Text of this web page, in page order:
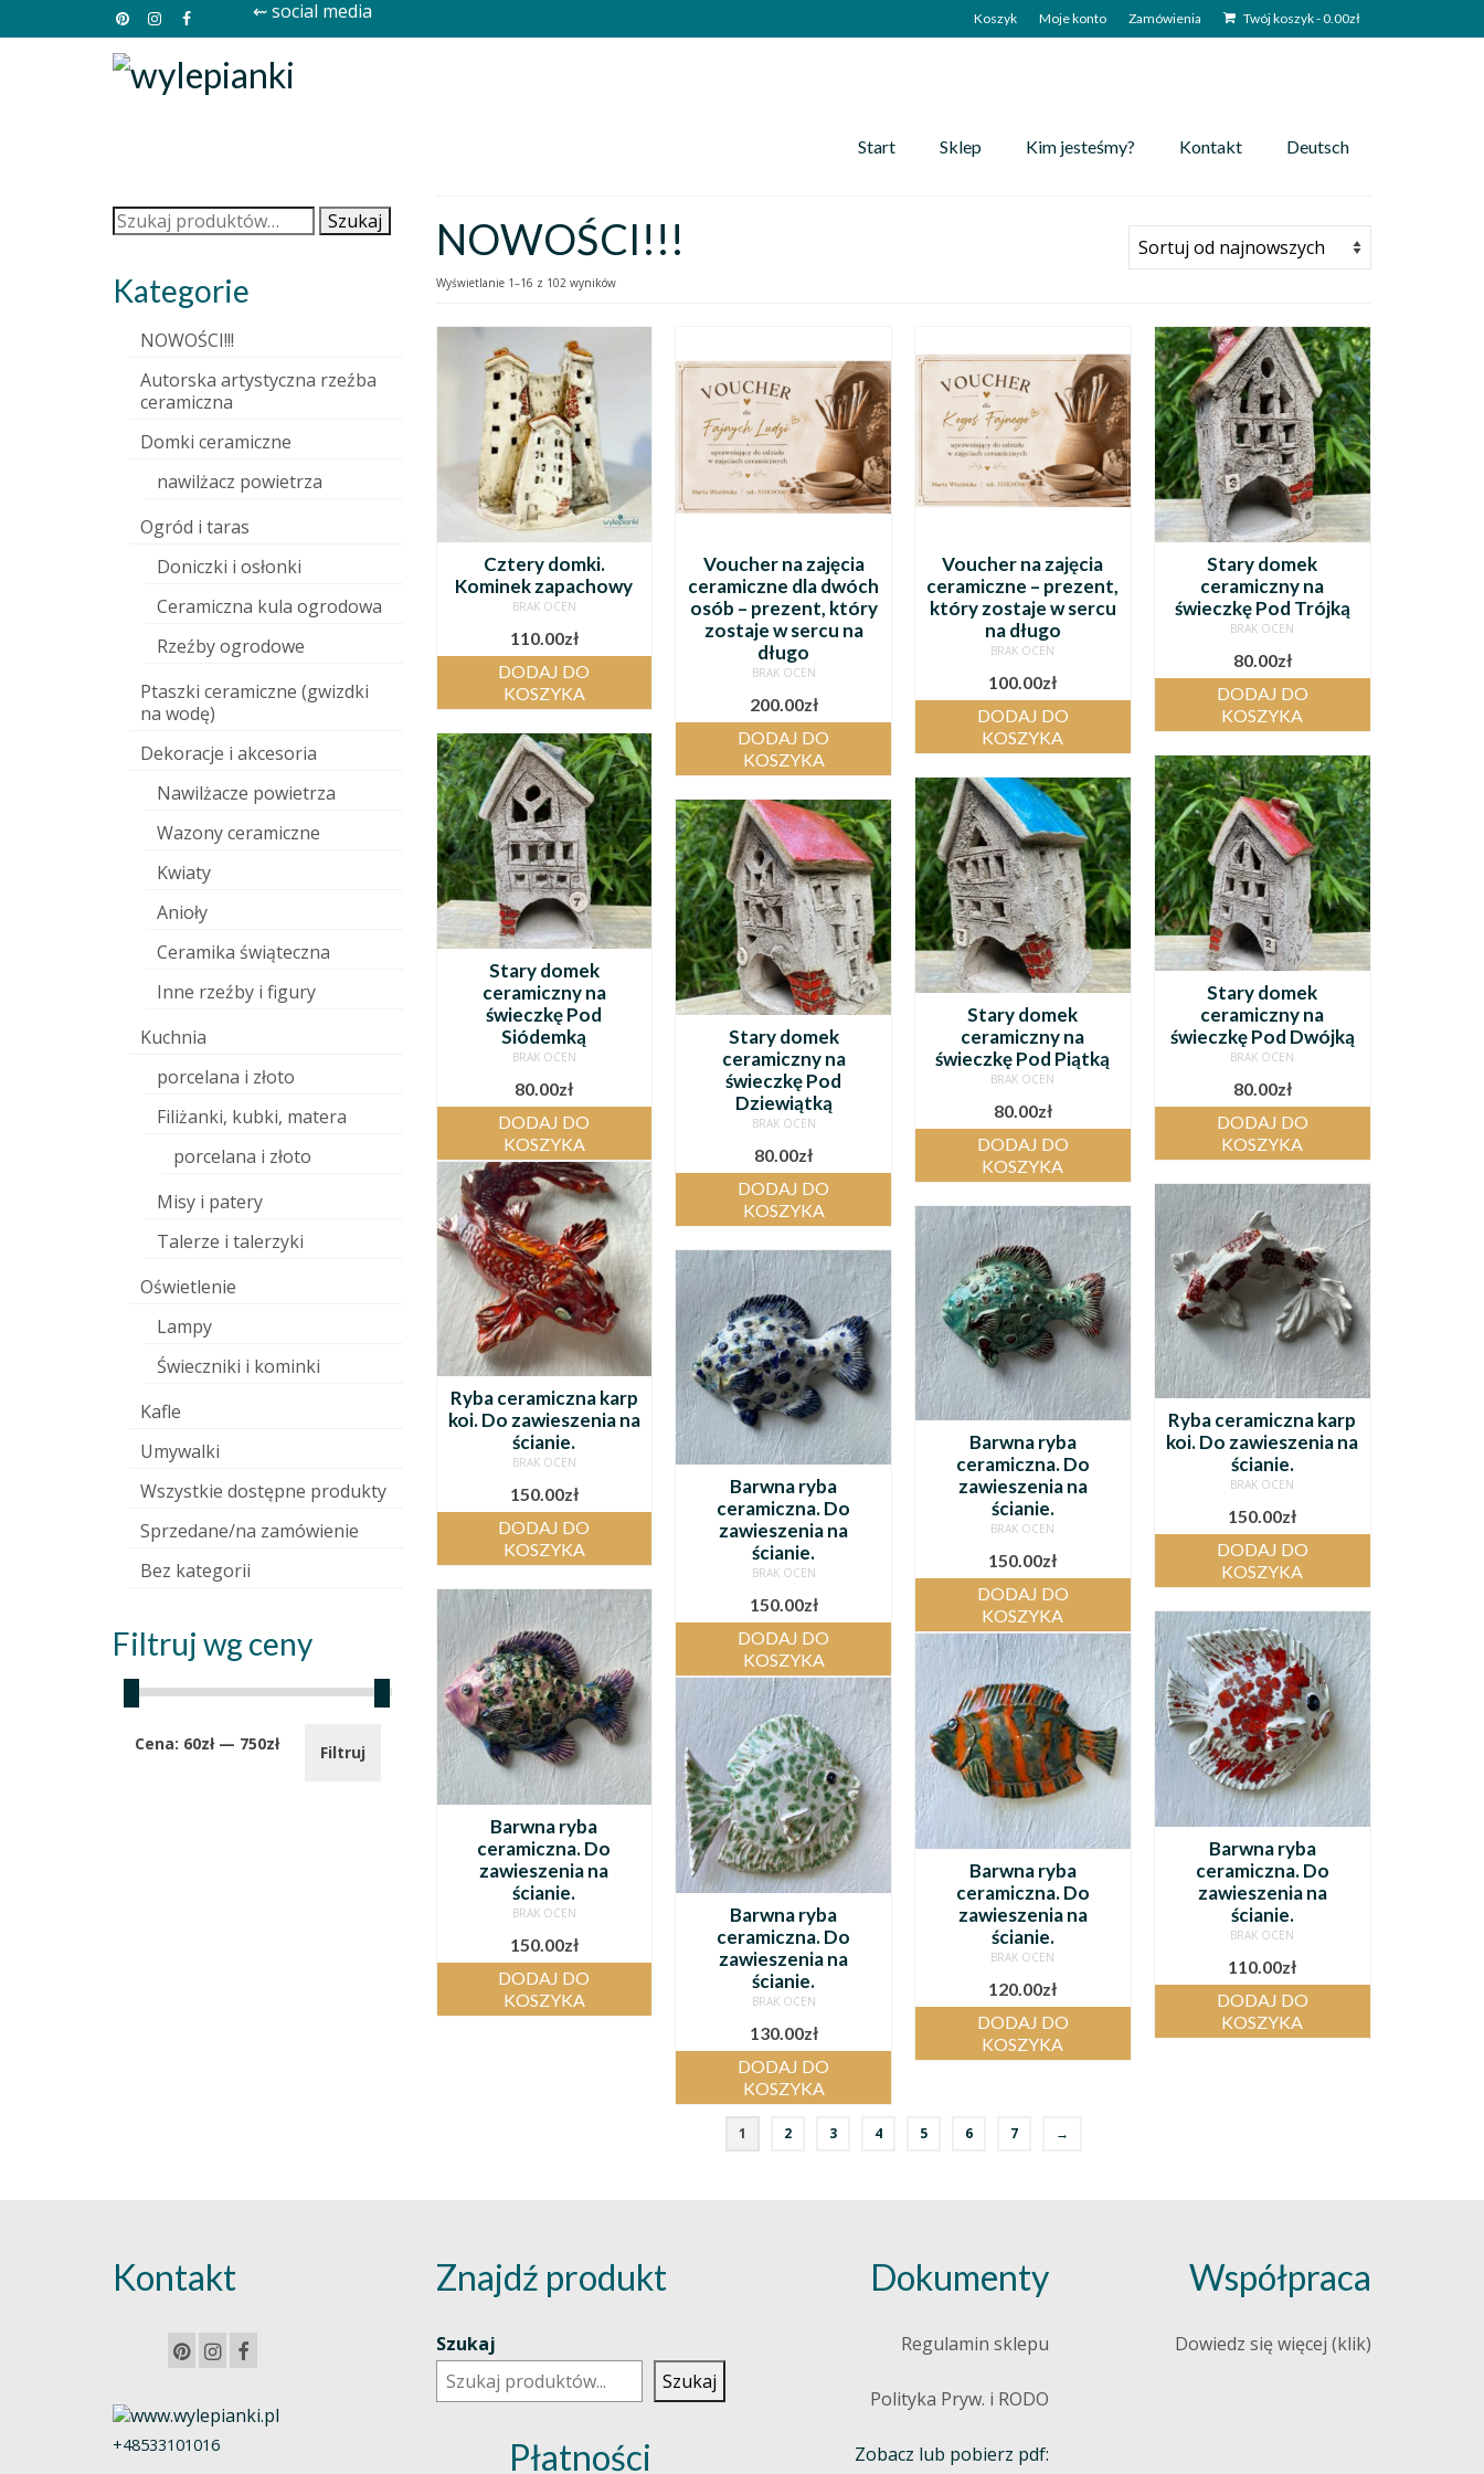
Koszyk Moje konto Zamówienia Twój koszyk-0.00zł
⇜ social media
Start Sklep Kim jesteśmy? Kontakt Deutsch
NOWOŚCI!!!
Wyświetlanie 1–16 z 102 wyników
Cztery domki.
Kominek zapachowy
BRAK OCEN
110.00zł
DODAJ DO
KOSZYKA
Voucher na zajęcia
ceramiczne dla dwóch
osób – prezent, który
zostaje w sercu na
długo
BRAK OCEN
200.00zł
DODAJ DO
KOSZYKA
Voucher na zajęcia
ceramiczne – prezent,
który zostaje w sercu
na długo
BRAK OCEN
100.00zł
DODAJ DO
KOSZYKA
Stary domek
ceramiczny na
świeczkę Pod Trójką
BRAK OCEN
80.00zł
DODAJ DO
KOSZYKA
Stary domek
ceramiczny na
świeczkę Pod
Siódemką
BRAK OCEN
80.00zł
DODAJ DO
KOSZYKA
Stary domek
ceramiczny na
świeczkę Pod Dwójką
BRAK OCEN
80.00zł
DODAJ DO
KOSZYKA
Stary domek
ceramiczny na
świeczkę Pod Piątką
BRAK OCEN
80.00zł
DODAJ DO
KOSZYKA
Stary domek
ceramiczny na
świeczkę Pod
Dziewiątką
BRAK OCEN
80.00zł
DODAJ DO
KOSZYKA
Ryba ceramiczna karp
koi. Do zawieszenia na
ścianie.
BRAK OCEN
150.00zł
DODAJ DO
KOSZYKA
Ryba ceramiczna karp
koi. Do zawieszenia na
ścianie.
BRAK OCEN
150.00zł
DODAJ DO
KOSZYKA
Barwna ryba
ceramiczna. Do
zawieszenia na
ścianie.
BRAK OCEN
150.00zł
DODAJ DO
KOSZYKA
Barwna ryba
ceramiczna. Do
zawieszenia na
ścianie.
BRAK OCEN
150.00zł
DODAJ DO
KOSZYKA
Barwna ryba
ceramiczna. Do
zawieszenia na
ścianie.
BRAK OCEN
150.00zł
DODAJ DO
KOSZYKA
Barwna ryba
ceramiczna. Do
zawieszenia na
ścianie.
BRAK OCEN
110.00zł
DODAJ DO
KOSZYKA
Barwna ryba
ceramiczna. Do
zawieszenia na
ścianie.
BRAK OCEN
120.00zł
DODAJ DO
KOSZYKA
Barwna ryba
ceramiczna. Do
zawieszenia na
ścianie.
BRAK OCEN
130.00zł
DODAJ DO
KOSZYKA
1 2 3 4 5 6 7 →
Szukaj: Szukaj
Kategorie
NOWOŚCI!!!
Autorska artystyczna rzeźba
ceramiczna
Domki ceramiczne
nawilżacz powietrza
Ogród i taras
Doniczki i osłonki
Ceramiczna kula ogrodowa
Rzeźby ogrodowe
Ptaszki ceramiczne (gwizdki
na wodę)
Dekoracje i akcesoria
Nawilżacze powietrza
Wazony ceramiczne
Kwiaty
Anioły
Ceramika świąteczna
Inne rzeźby i figury
Kuchnia
porcelana i złoto
Filiżanki, kubki, matera
porcelana i złoto
Misy i patery
Talerze i talerzyki
Oświetlenie
Lampy
Świeczniki i kominki
Kafle
Umywalki
Wszystkie dostępne produkty
Sprzedane/na zamówienie
Bez kategorii
Filtruj wg ceny
Cena
Cena
Filtruj
Cena: 60zł— 750zł
Kontakt
+48533101016
Znajdź produkt
Szukaj
Szukaj
Płatności
Dokumenty
Regulamin sklepu
Polityka Pryw. i RODO
Zobacz lub pobierz pdf:
Współpraca
Dowiedz się więcej (klik)